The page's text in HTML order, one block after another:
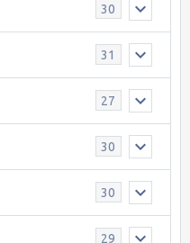
30
31
27
30
30
29